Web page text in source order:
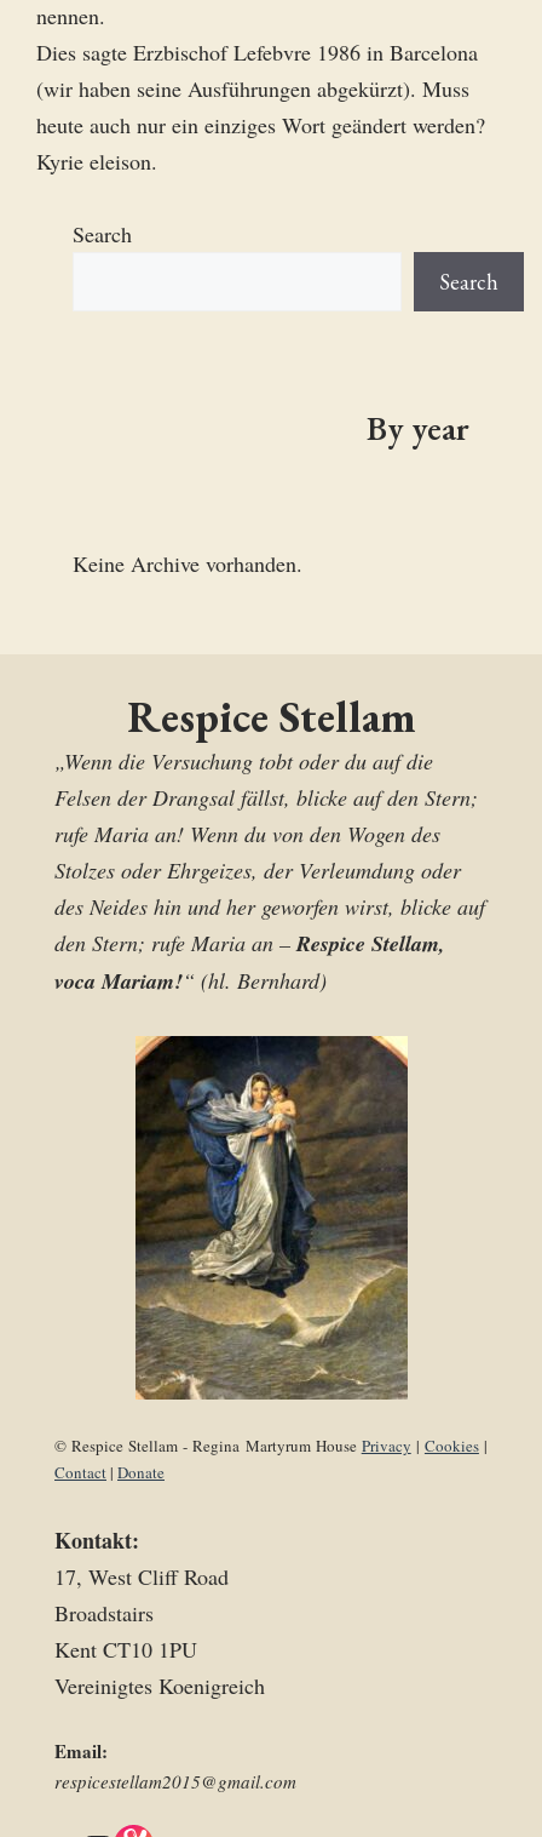
nennen.
Dies sagte Erzbischof Lefebvre 1986 in Barcelona
(wir haben seine Ausführungen abgekürzt). Muss
heute auch nur ein einziges Wort geändert werden?
Kyrie eleison.
Search
Search
By year
Keine Archive vorhanden.
Respice Stellam
„Wenn die Versuchung tobt oder du auf die
Felsen der Drangsal fällst, blicke auf den Stern;
rufe Maria an! Wenn du von den Wogen des
Stolzes oder Ehrgeizes, der Verleumdung oder
des Neides hin und her geworfen wirst, blicke auf
den Stern; rufe Maria an –Respice Stellam,
voca Mariam!“ (hl. Bernhard)
© Respice Stellam - Regina Martyrum House Privacy | Cookies|
Contact| Donate
Kontakt:
17, West Cliff Road
Broadstairs
Kent CT10 1PU
Vereinigtes Koenigreich
Email:
respicestellam2015@gmail.com